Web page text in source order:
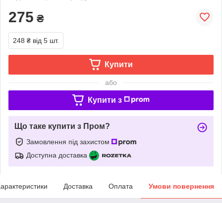
275 ₴
248 ₴ від 5 шт.
Купити
або
Купити з
Що таке купити з Пром?
Замовлення під захистом
Доступна доставка
Доставка Оплата Умови повернення